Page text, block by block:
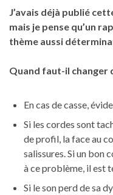
J’avais déjà publié
mais je pense qu’un
thème aussi
Quand faut-il changer
En cas de casse,
Si les cordes sont
de profil, la face au
salissures. Si un bon
à ce problème, il est
Si le son perd de sa